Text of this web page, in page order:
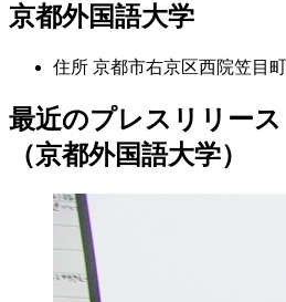
京都外国語大学
住所 京都市右京区西院笠目
最近のプレスリリース
（京都外国語大学）